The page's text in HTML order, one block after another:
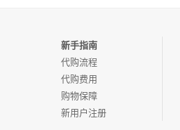
新手指南
代购流程
代购费用
购物保障
新用户注册